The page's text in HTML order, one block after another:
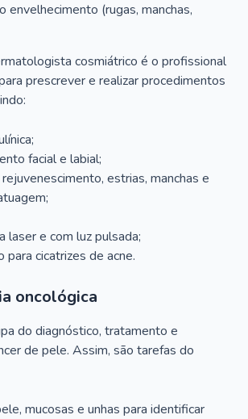
envelhecimento (rugas, manchas,
cosmiátrico é o profissional
prescrever e realizar procedimentos
facial e labial;
estrias, manchas e
laser e com luz pulsada;
para cicatrizes de acne.
oncológica
do diagnóstico, tratamento e
de pele. Assim, são tarefas do
mucosas e unhas para identificar